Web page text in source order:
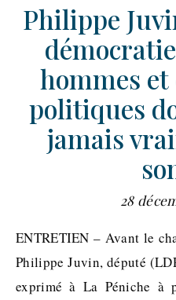
Philippe
hommes et
politiques
jamais
28
ENTRETIEN – Avant le changement de gouvernement,
Philippe Juvin, député
exprimé à La Péniche à